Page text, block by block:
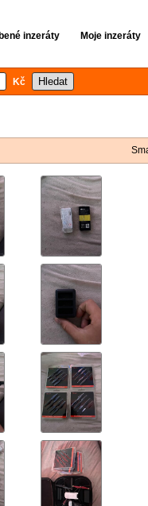
inzeráty Moje inzeráty
Kč